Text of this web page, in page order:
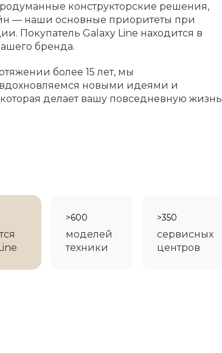
конструкторские решения,
— наши основные приоритеты при
Покупатель Galaxy Line находится в
бренда.
более 15 лет, мы
новыми идеями и
делает вашу повседневную жизнь
>600
моделей
техники
>350
сервисных
центров